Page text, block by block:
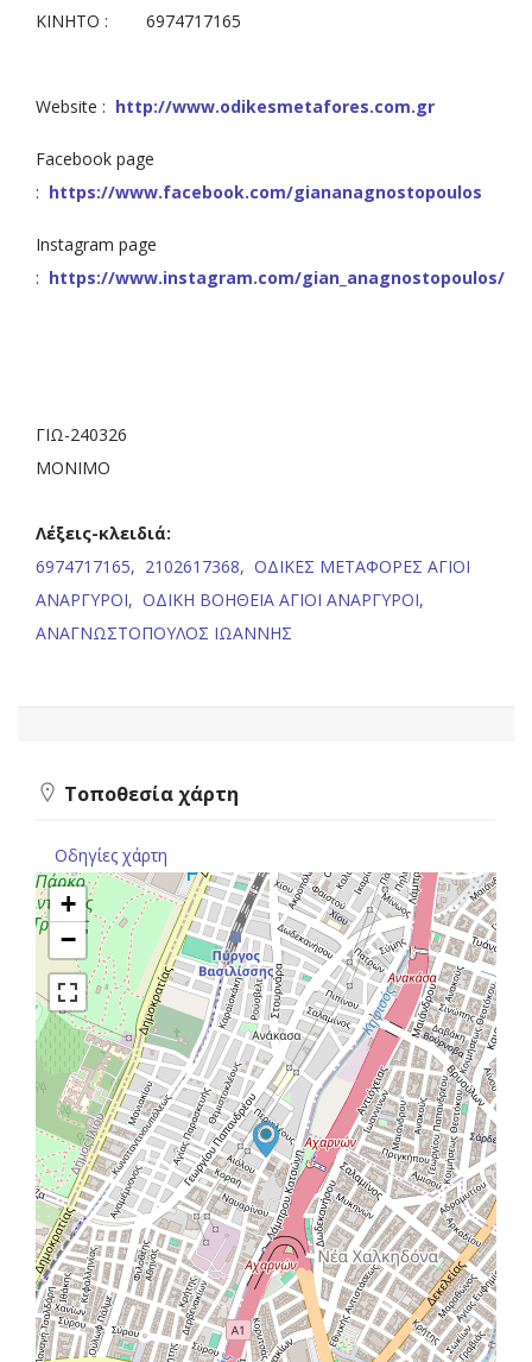
ΚΙΝΗΤΟ : 6974717165
Website : http://www.odikesmetafores.com.gr
Facebook page
: https://www.facebook.com/giananagnostopoulos
Instagram page
: https://www.instagram.com/gian_anagnostopoulos/
ΓΙΩ-240326
ΜΟΝΙΜΟ
Λέξεις-κλειδιά:
6974717165, 2102617368, ΟΔΙΚΕΣ ΜΕΤΑΦΟΡΕΣ ΑΓΙΟΙ
ΑΝΑΡΓΥΡΟΙ, ΟΔΙΚΗ ΒΟΗΘΕΙΑ ΑΓΙΟΙ ΑΝΑΡΓΥΡΟΙ,
ΑΝΑΓΝΩΣΤΟΠΟΥΛΟΣ ΙΩΑΝΝΗΣ
Τοποθεσία χάρτη
Οδηγίες χάρτη
+
−